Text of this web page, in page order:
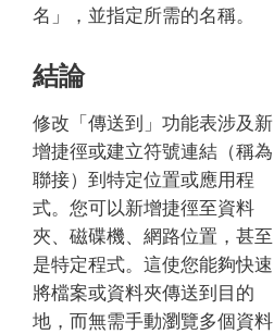
名」，並指定所需的名稱。
結論
修改「傳送到」功能表涉及新
增捷徑或建立符號連結（稱為
聯接）到特定位置或應用程
式。您可以新增捷徑至資料
夾、磁碟機、網路位置，甚至
是特定程式。這使您能夠快速
將檔案或資料夾傳送到目的
地，而無需手動瀏覽多個資料